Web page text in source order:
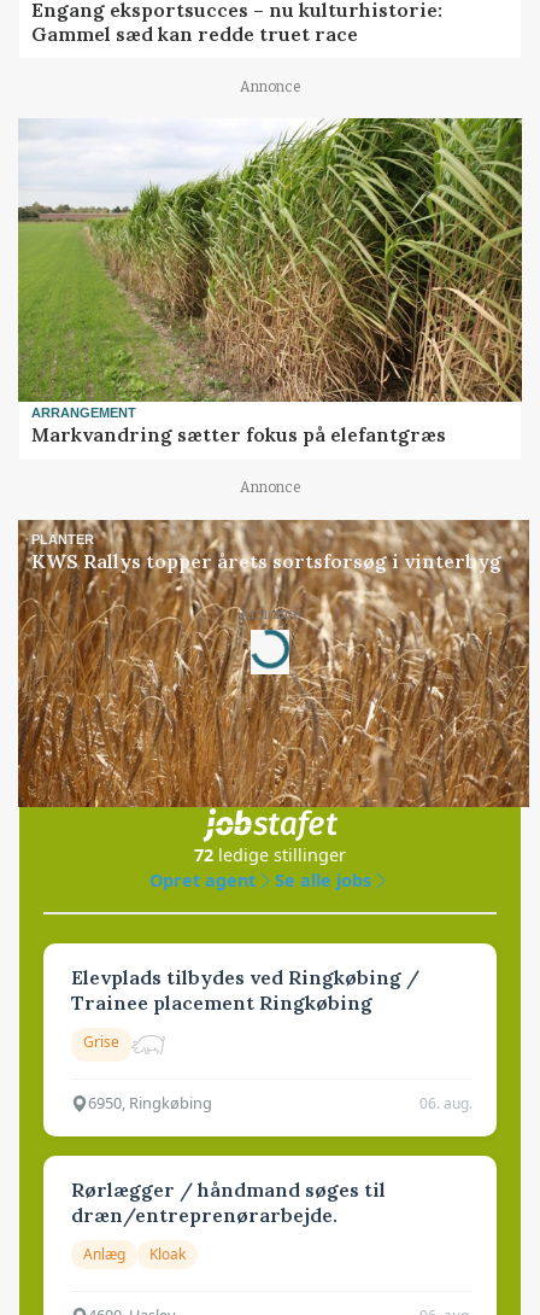
Engang eksportsucces – nu kulturhistorie:
Gammel sæd kan redde truet race
Annonce
ARRANGEMENT
Markvandring sætter fokus på elefantgræs
Annonce
PLANTER
KWS Rallys topper årets sortsforsøg i vinterbyg
Annonce
Loading...
Jobs
i samarbejde med
72 ledige stillinger
Opret agent
Se alle jobs
Elevplads tilbydes ved Ringkøbing /
Trainee placement Ringkøbing
Grise
6950, Ringkøbing 06. aug.
Rørlægger / håndmand søges til
dræn/entreprenørarbejde.
Anlæg Kloak